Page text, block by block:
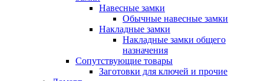
Навесные замки
Обычные навесные замки
Накладные замки
Накладные замки общего
назначения
Сопутствующие товары
Заготовки для ключей и прочие